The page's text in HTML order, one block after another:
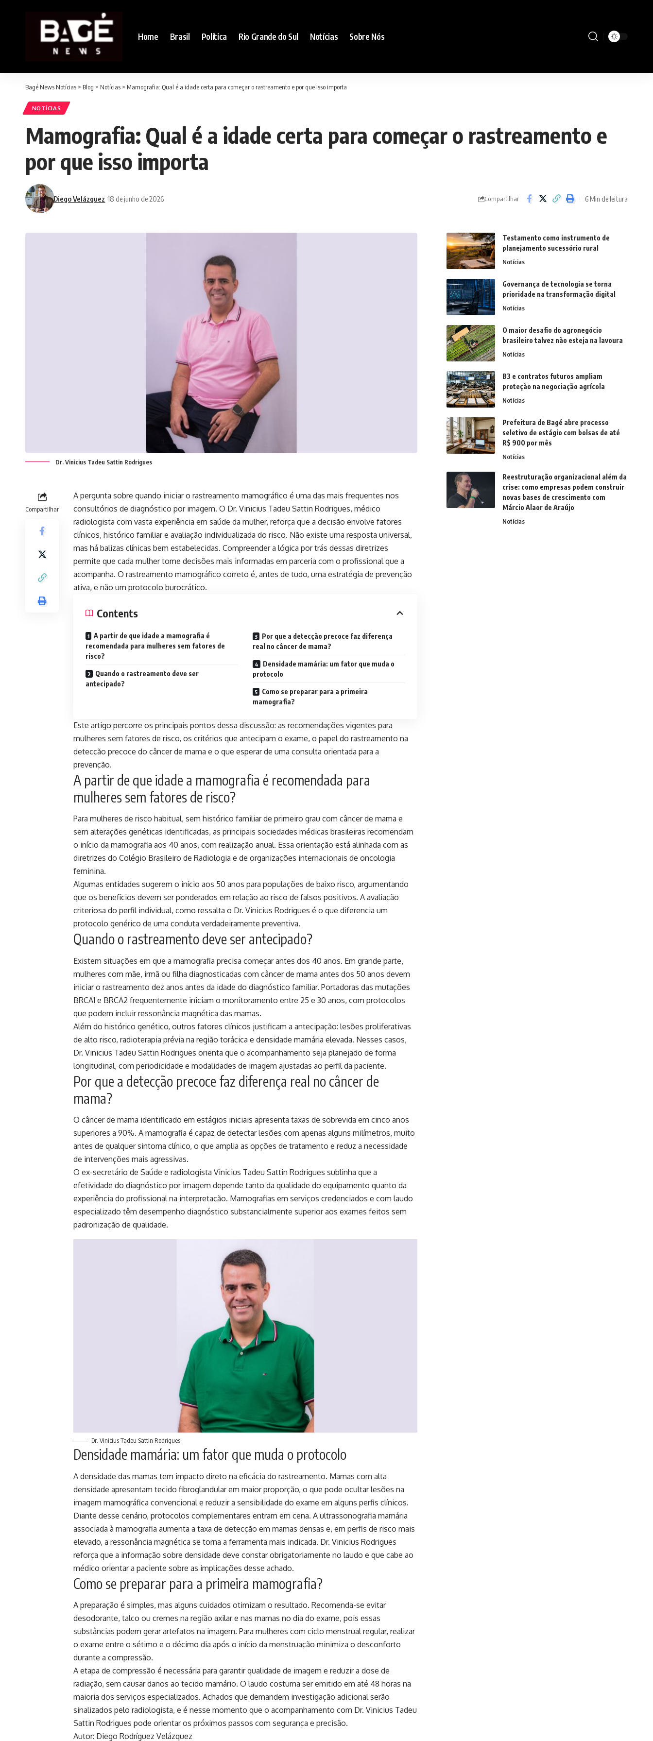
Home Brasil Política Rio Grande do Sul Notícias Sobre Nós
Bagé News Notícias > Blog > Notícias > Mamografia: Qual é a idade certa para começar o rastreamento e por que isso importa
NOTÍCIAS
Mamografia: Qual é a idade certa para começar o rastreamento e
por que isso importa
Diego Velázquez 18 de junho de 2026 Compartilhar 6 Min de leitura
Dr. Vinicius Tadeu Sattin Rodrigues
Compartilhar
A pergunta sobre quando iniciar o rastreamento mamográfico é uma das mais frequentes nos
consultórios de diagnóstico por imagem. O Dr. Vinicius Tadeu Sattin Rodrigues, médico
radiologista com vasta experiência em saúde da mulher, reforça que a decisão envolve fatores
clínicos, histórico familiar e avaliação individualizada do risco. Não existe uma resposta universal,
mas há balizas clínicas bem estabelecidas. Compreender a lógica por trás dessas diretrizes
permite que cada mulher tome decisões mais informadas em parceria com o profissional que a
acompanha. O rastreamento mamográfico correto é, antes de tudo, uma estratégia de prevenção
ativa, e não um protocolo burocrático.
Contents
A partir de que idade a mamografia é
recomendada para mulheres sem fatores de
risco?
Quando o rastreamento deve ser
antecipado?
Por que a detecção precoce faz diferença
real no câncer de mama?
Densidade mamária: um fator que muda o
protocolo
Como se preparar para a primeira
mamografia?
Este artigo percorre os principais pontos dessa discussão: as recomendações vigentes para
mulheres sem fatores de risco, os critérios que antecipam o exame, o papel do rastreamento na
detecção precoce do câncer de mama e o que esperar de uma consulta orientada para a
prevenção.
A partir de que idade a mamografia é recomendada para
mulheres sem fatores de risco?
Para mulheres de risco habitual, sem histórico familiar de primeiro grau com câncer de mama e
sem alterações genéticas identificadas, as principais sociedades médicas brasileiras recomendam
o início da mamografia aos 40 anos, com realização anual. Essa orientação está alinhada com as
diretrizes do Colégio Brasileiro de Radiologia e de organizações internacionais de oncologia
feminina.
Algumas entidades sugerem o início aos 50 anos para populações de baixo risco, argumentando
que os benefícios devem ser ponderados em relação ao risco de falsos positivos. A avaliação
criteriosa do perfil individual, como ressalta o Dr. Vinicius Rodrigues é o que diferencia um
protocolo genérico de uma conduta verdadeiramente preventiva.
Quando o rastreamento deve ser antecipado?
Existem situações em que a mamografia precisa começar antes dos 40 anos. Em grande parte,
mulheres com mãe, irmã ou filha diagnosticadas com câncer de mama antes dos 50 anos devem
iniciar o rastreamento dez anos antes da idade do diagnóstico familiar. Portadoras das mutações
BRCA1 e BRCA2 frequentemente iniciam o monitoramento entre 25 e 30 anos, com protocolos
que podem incluir ressonância magnética das mamas.
Além do histórico genético, outros fatores clínicos justificam a antecipação: lesões proliferativas
de alto risco, radioterapia prévia na região torácica e densidade mamária elevada. Nesses casos,
Dr. Vinicius Tadeu Sattin Rodrigues orienta que o acompanhamento seja planejado de forma
longitudinal, com periodicidade e modalidades de imagem ajustadas ao perfil da paciente.
Por que a detecção precoce faz diferença real no câncer de
mama?
O câncer de mama identificado em estágios iniciais apresenta taxas de sobrevida em cinco anos
superiores a 90%. A mamografia é capaz de detectar lesões com apenas alguns milímetros, muito
antes de qualquer sintoma clínico, o que amplia as opções de tratamento e reduz a necessidade
de intervenções mais agressivas.
O ex-secretário de Saúde e radiologista Vinicius Tadeu Sattin Rodrigues sublinha que a
efetividade do diagnóstico por imagem depende tanto da qualidade do equipamento quanto da
experiência do profissional na interpretação. Mamografias em serviços credenciados e com laudo
especializado têm desempenho diagnóstico substancialmente superior aos exames feitos sem
padronização de qualidade.
Dr. Vinicius Tadeu Sattin Rodrigues
Densidade mamária: um fator que muda o protocolo
A densidade das mamas tem impacto direto na eficácia do rastreamento. Mamas com alta
densidade apresentam tecido fibroglandular em maior proporção, o que pode ocultar lesões na
imagem mamográfica convencional e reduzir a sensibilidade do exame em alguns perfis clínicos.
Diante desse cenário, protocolos complementares entram em cena. A ultrassonografia mamária
associada à mamografia aumenta a taxa de detecção em mamas densas e, em perfis de risco mais
elevado, a ressonância magnética se torna a ferramenta mais indicada. Dr. Vinicius Rodrigues
reforça que a informação sobre densidade deve constar obrigatoriamente no laudo e que cabe ao
médico orientar a paciente sobre as implicações desse achado.
Como se preparar para a primeira mamografia?
A preparação é simples, mas alguns cuidados otimizam o resultado. Recomenda-se evitar
desodorante, talco ou cremes na região axilar e nas mamas no dia do exame, pois essas
substâncias podem gerar artefatos na imagem. Para mulheres com ciclo menstrual regular, realizar
o exame entre o sétimo e o décimo dia após o início da menstruação minimiza o desconforto
durante a compressão.
A etapa de compressão é necessária para garantir qualidade de imagem e reduzir a dose de
radiação, sem causar danos ao tecido mamário. O laudo costuma ser emitido em até 48 horas na
maioria dos serviços especializados. Achados que demandem investigação adicional serão
sinalizados pelo radiologista, e é nesse momento que o acompanhamento com Dr. Vinicius Tadeu
Sattin Rodrigues pode orientar os próximos passos com segurança e precisão.
Autor: Diego Rodríguez Velázquez
Testamento como instrumento de
planejamento sucessório rural
Notícias
Governança de tecnologia se torna
prioridade na transformação digital
Notícias
O maior desafio do agronegócio
brasileiro talvez não esteja na lavoura
Notícias
B3 e contratos futuros ampliam
proteção na negociação agrícola
Notícias
Prefeitura de Bagé abre processo
seletivo de estágio com bolsas de até
R$ 900 por mês
Notícias
Reestruturação organizacional além da
crise: como empresas podem construir
novas bases de crescimento com
Márcio Alaor de Araújo
Notícias